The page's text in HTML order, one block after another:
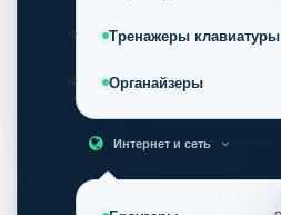
Тренажеры клавиатуры
Органайзеры
Интернет и сеть